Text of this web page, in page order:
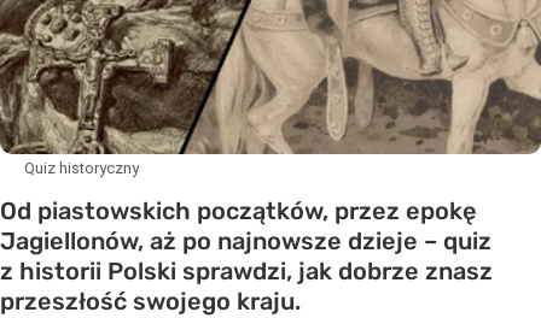
Quiz historyczny
Od piastowskich początków, przez epokę
Jagiellonów, aż po najnowsze dzieje – quiz
z historii Polski sprawdzi, jak dobrze znasz
przeszłość swojego kraju.